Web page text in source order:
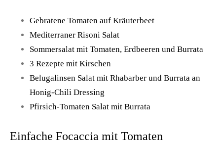
Gebratene Tomaten auf Kräuterbeet
Mediterraner Risoni Salat
Sommersalat mit Tomaten, Erdbeeren und Burrata
3 Rezepte mit Kirschen
Belugalinsen Salat mit Rhabarber und Burrata an
Honig-Chili Dressing
Pfirsich-Tomaten Salat mit Burrata
Einfache Focaccia mit Tomaten